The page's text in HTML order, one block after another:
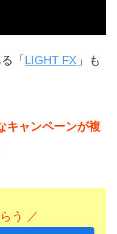
「 LIGHT FX 」も
キャンペーンが複
う ／